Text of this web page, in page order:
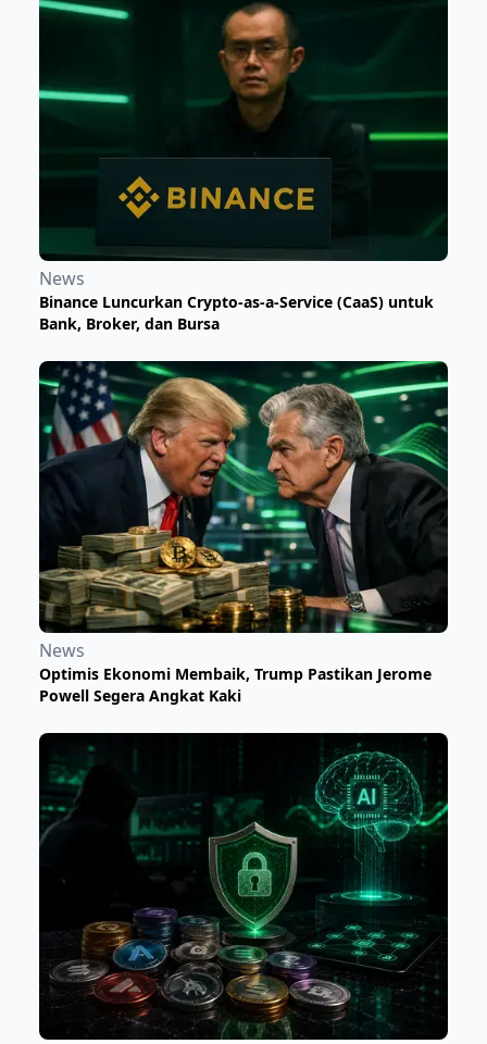
News
Binance Luncurkan Crypto-as-a-Service (CaaS) untuk
Bank, Broker, dan Bursa
News
Optimis Ekonomi Membaik, Trump Pastikan Jerome
Powell Segera Angkat Kaki